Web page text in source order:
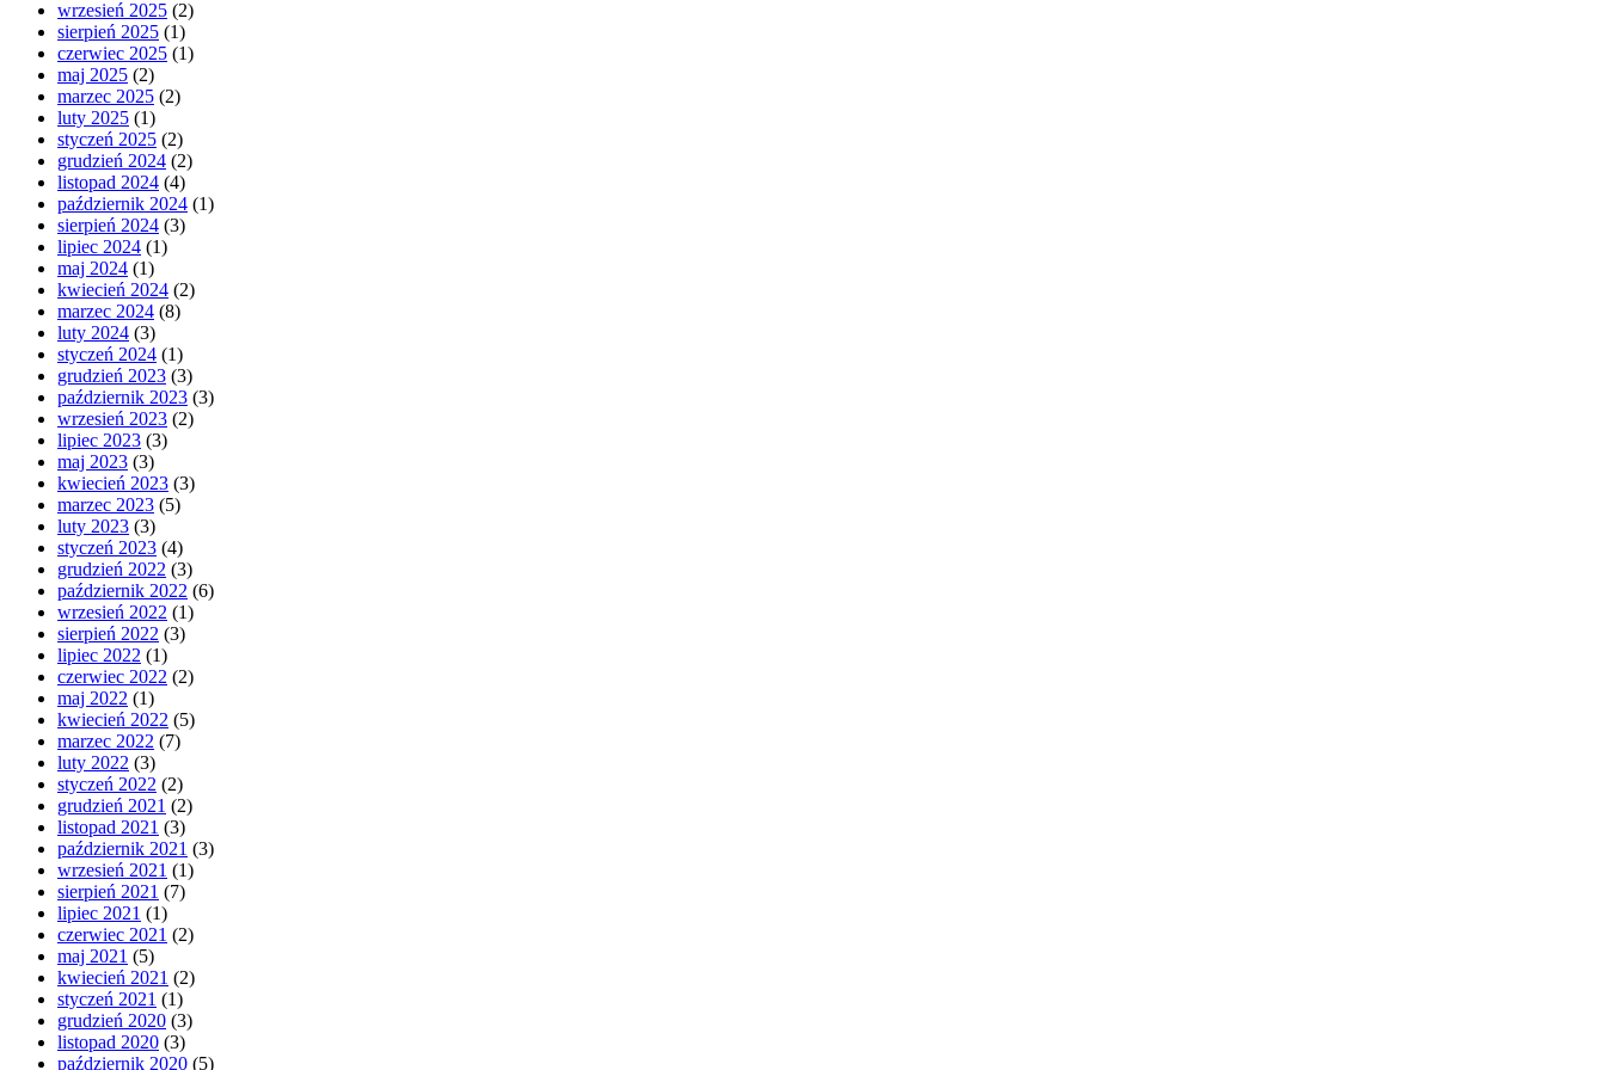
wrzesień 2025 (2)
sierpień 2025 (1)
czerwiec 2025 (1)
maj 2025 (2)
marzec 2025 (2)
luty 2025 (1)
styczeń 2025 (2)
grudzień 2024 (2)
listopad 2024 (4)
październik 2024 (1)
sierpień 2024 (3)
lipiec 2024 (1)
maj 2024 (1)
kwiecień 2024 (2)
marzec 2024 (8)
luty 2024 (3)
styczeń 2024 (1)
grudzień 2023 (3)
październik 2023 (3)
wrzesień 2023 (2)
lipiec 2023 (3)
maj 2023 (3)
kwiecień 2023 (3)
marzec 2023 (5)
luty 2023 (3)
styczeń 2023 (4)
grudzień 2022 (3)
październik 2022 (6)
wrzesień 2022 (1)
sierpień 2022 (3)
lipiec 2022 (1)
czerwiec 2022 (2)
maj 2022 (1)
kwiecień 2022 (5)
marzec 2022 (7)
luty 2022 (3)
styczeń 2022 (2)
grudzień 2021 (2)
listopad 2021 (3)
październik 2021 (3)
wrzesień 2021 (1)
sierpień 2021 (7)
lipiec 2021 (1)
czerwiec 2021 (2)
maj 2021 (5)
kwiecień 2021 (2)
styczeń 2021 (1)
grudzień 2020 (3)
listopad 2020 (3)
październik 2020 (5)